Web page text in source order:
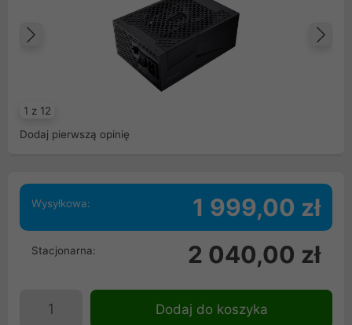
1 z 12
Poprzedni
Dodaj pierwszą opinię
Wysyłkowa: 1 999,00 zł
Stacjonarna: 2 040,00 zł
Dodaj do koszyka